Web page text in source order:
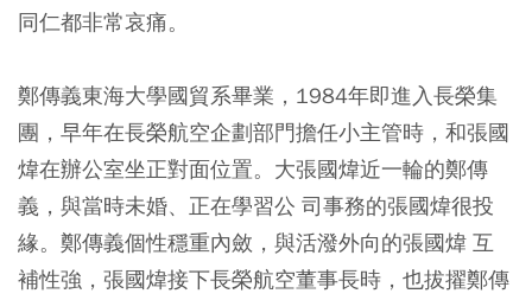
同仁都非常哀痛。
鄭傳義東海大學國貿系畢業，1984年即進入長榮集
團，早年在長榮航空企劃部門擔任小主管時，和張國
煒在辦公室坐正對面位置。大張國煒近一輪的鄭傳
義，與當時未婚、正在學習公 司事務的張國煒很投
緣。鄭傳義個性穩重內斂，與活潑外向的張國煒 互
補性強，張國煒接下長榮航空董事長時，也拔擢鄭傳